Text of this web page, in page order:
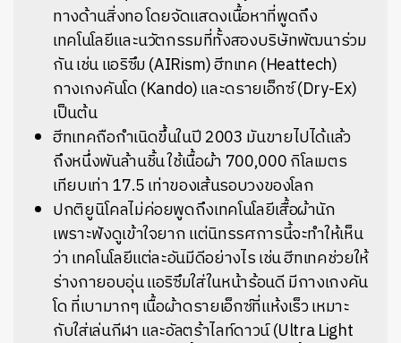
ทางด้านสิ่งทอ โดยจัดแสดงเนื้อหาที่พูดถึง
เทคโนโลยีและนวัตกรรมที่ทั้งสองบริษัทพัฒนาร่วม
กัน เช่น แอริซึม (AIRism) ฮีทเทค (Heattech)
กางเกงคันโด (Kando) และดรายเอ็กซ์ (Dry-Ex)
เป็นต้น
ฮีทเทคถือกำเนิดขึ้นในปี 2003 มันขายไปได้แล้ว
ถึงหนึ่งพันล้านชิ้น ใช้เนื้อผ้า 700,000 กิโลเมตร
เทียบเท่า 17.5 เท่าของเส้นรอบวงของโลก
ปกติยูนิโคลไม่ค่อยพูดถึงเทคโนโลยีเสื้อผ้านัก
เพราะฟังดูเข้าใจยาก แต่นิทรรศการนี้จะทำให้เห็น
ว่า เทคโนโลยีแต่ละอันมีดีอย่างไร เช่น ฮีทเทคช่วยให้
ร่างกายอบอุ่น แอริซึมใส่ในหน้าร้อนดี มีกางเกงคัน
โด ที่เบามากๆ เนื้อผ้าดรายเอ็กซ์ที่แห้งเร็ว เหมาะ
กับใส่เล่นกีฬา และอัลตร้าไลท์ดาวน์ (Ultra Light